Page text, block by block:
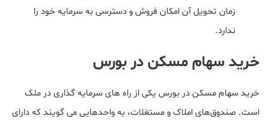
زمان تحویل آن امکان فروش و دسترسی به سرمایه خود را
ندارد.
خرید سهام مسکن در بورس
خرید سهام مسکن در بورس یکی از راه های سرمایه گذاری در ملک
است. صندوق‌های املاک و مستغلات، به واحدهایی می گویند که دارای